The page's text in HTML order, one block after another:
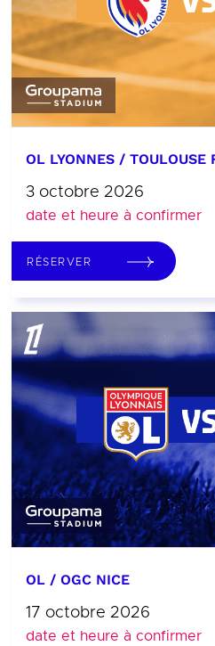
OL LYONNES / TOULOUSE
3 octobre 2026
date et heure à confirmer
RÉSERVER
OL / OGC NICE
17 octobre 2026
date et heure à confirmer